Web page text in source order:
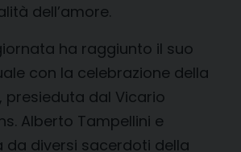
dell’amore.
ha raggiunto il suo
con la celebrazione della
presieduta dal Vicario
Alberto Tampellini e
da diversi sacerdoti della